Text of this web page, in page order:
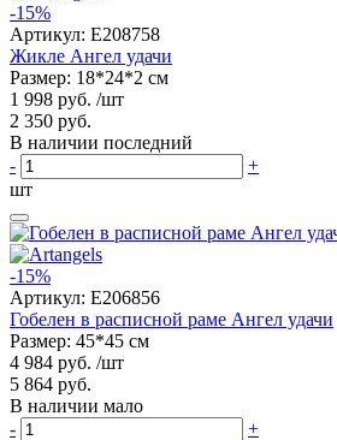
-15%
Артикул: E208758
Жикле Ангел удачи
Размер: 18*24*2 см
1 998 руб. /шт
2 350 руб.
В наличии последний
-
+
шт
-15%
Артикул: E206856
Гобелен в расписной раме Ангел удачи
Размер: 45*45 см
4 984 руб. /шт
5 864 руб.
В наличии мало
-
+